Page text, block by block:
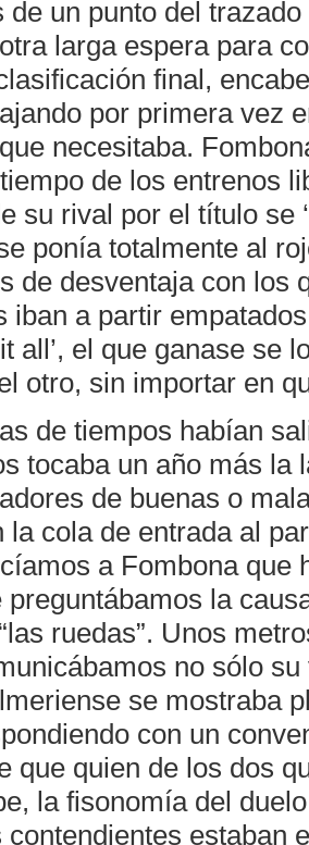
de un punto del
larga espera para
final,
por primera
necesitaba.
de los entrenos
su rival por el título se
ponía totalmente al
de desventaja con los
iban a partir
all’, el que ganase
otro, sin importar en
de tiempos habían
tocaba un año más la
de buenas o
la cola de entrada al
a Fombona que
preguntábamos la
ruedas”. Unos
no sólo
se mostraba
con un
que quien de los dos
la fisonomía del
contendientes estaban